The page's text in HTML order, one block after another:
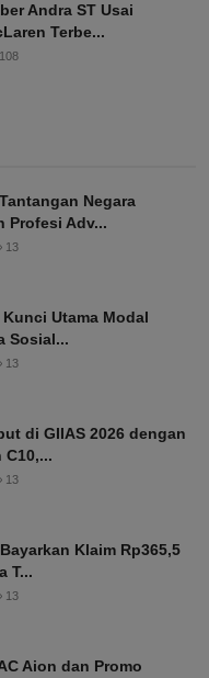
Andra ST Usai
Terbe...
108
Negara
Profesi Adv...
13
Utama Modal
Sosial...
13
di GIIAS 2026 dengan
C10,...
13
Klaim Rp365,5
T...
13
Aion dan Promo